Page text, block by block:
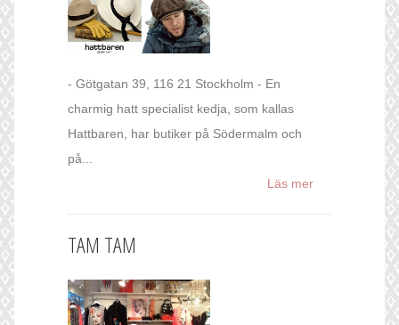
- Götgatan 39, 116 21 Stockholm - En
charmig hatt specialist kedja, som kallas
Hattbaren, har butiker på Södermalm och
på...
Läs mer
TAM TAM